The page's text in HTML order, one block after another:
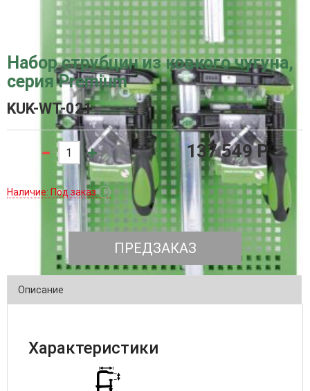
Набор струбцин из ковкого чугуна,
серия Premium
KUK-WT-021
137 549 P
Наличие: Под заказ !
ПРЕДЗАКАЗ
Описание
Характеристики